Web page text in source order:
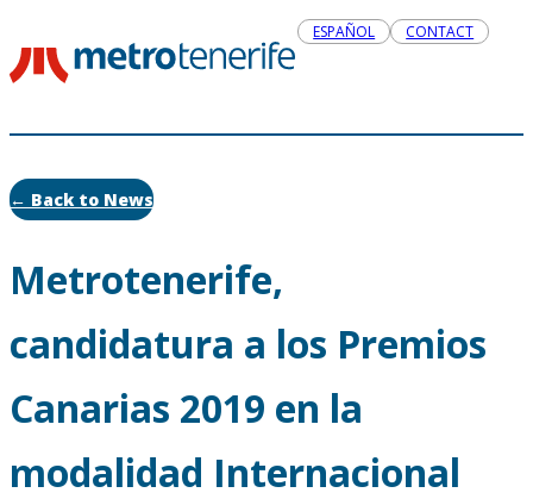
ESPAÑOL CONTACT
← Back to News
Metrotenerife,
candidatura a los Premios
Canarias 2019 en la
modalidad Internacional